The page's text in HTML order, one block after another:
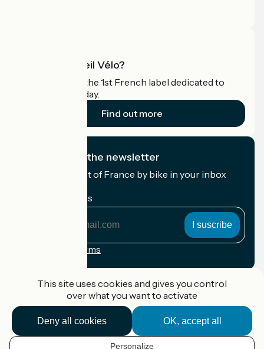
What is Accueil Vélo?
Accueil Vélo is the 1st French label dedicated to
cyclists on holiday.
Find out more
I subscribe to the newsletter
Receive the best of France by bike in your inbox
My email address
Registration terms
Accueil Vélo Pro
Contact
This site uses cookies and gives you control
over what you want to activate
OK, accept all
Deny all cookies
Personalize